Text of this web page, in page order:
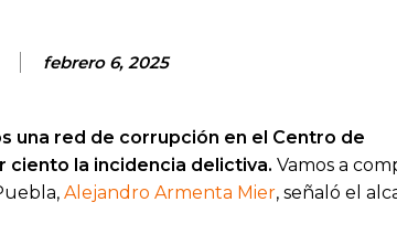
febrero 6, 2025
una red de corrupción en el Centro de
ciento la incidencia delictiva. Vamos a
Alejandro Armenta Mier, señaló el